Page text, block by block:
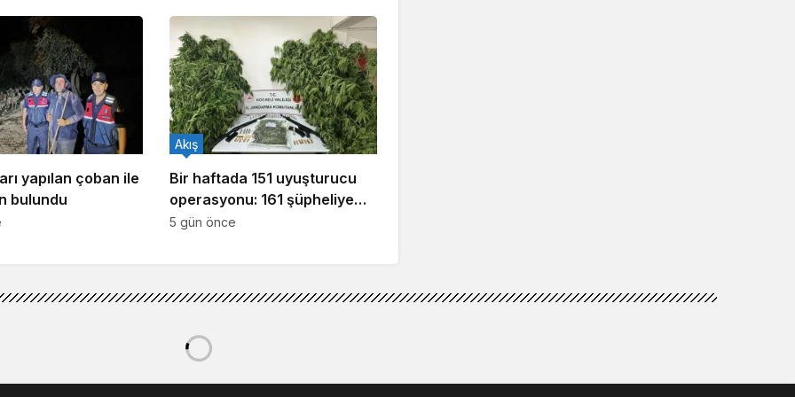
yapılan çoban ile
bulundu
Bir haftada 151 uyuşturucu
operasyonu: 161 şüpheliye
işlem yapıldı!
Akış
5 gün önce